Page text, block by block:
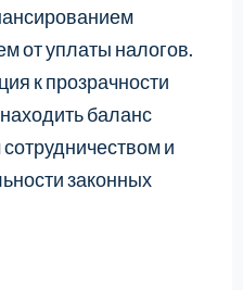
от уплаты налогов.
к прозрачности
баланс
и
законных